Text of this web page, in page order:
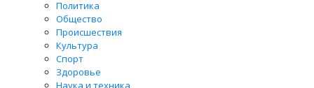
Политика
Общество
Происшествия
Культура
Спорт
Здоровье
Наука и техника